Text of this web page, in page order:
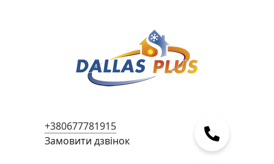
+380677781915
Замовити дзвінок